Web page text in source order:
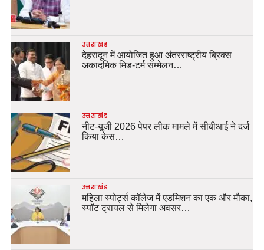
उत्तराखंड
देहरादून में आयोजित हुआ अंतरराष्ट्रीय ब्रिक्स
अकादमिक मिड-टर्म सम्मेलन…
उत्तराखंड
नीट-यूजी 2026 पेपर लीक मामले में सीबीआई ने दर्ज
किया केस…
उत्तराखंड
महिला स्पोर्ट्स कॉलेज में एडमिशन का एक और मौका,
स्पॉट ट्रायल से मिलेगा अवसर…